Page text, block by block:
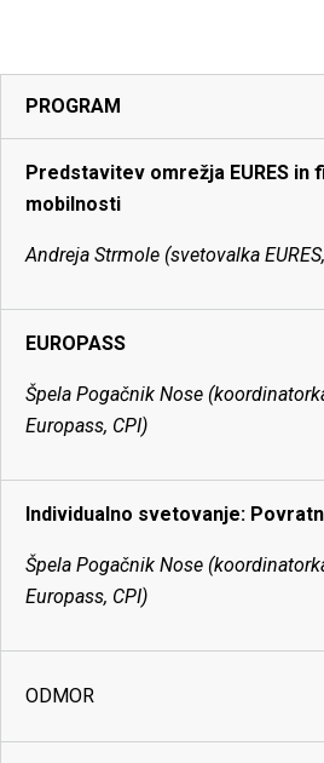
PROGRAM
Predstavitev omrežja EURES in
mobilnosti
Andreja Strmole (svetovalka
EUROPASS
Špela Pogačnik Nose
Europass, CPI)
Individualno svetovanje:
Špela Pogačnik Nose
Europass, CPI)
ODMOR